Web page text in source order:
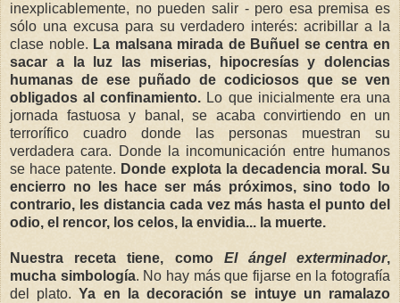
inexplicablemente, no pueden salir - pero esa premisa es
sólo una excusa para su verdadero interés: acribillar a la
clase noble. La malsana mirada de Buñuel se centra en
sacar a la luz las miserias, hipocresías y dolencias
humanas de ese puñado de codiciosos que se ven
obligados al confinamiento. Lo que inicialmente era una
jornada fastuosa y banal, se acaba convirtiendo en un
terrorífico cuadro donde las personas muestran su
verdadera cara. Donde la incomunicación entre humanos
se hace patente. Donde explota la decadencia moral. Su
encierro no les hace ser más próximos, sino todo lo
contrario, les distancia cada vez más hasta el punto del
odio, el rencor, los celos, la envidia... la muerte.
Nuestra receta tiene, como El ángel exterminador,
mucha simbología. No hay más que fijarse en la fotografía
del plato.Ya en la decoración se intuye un ramalazo